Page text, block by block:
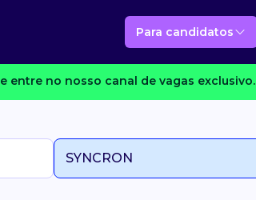
Para candidatos
e entre no nosso canal de vagas exclusivo.